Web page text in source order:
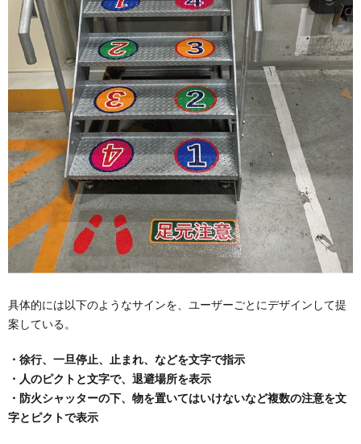
具体的には以下のようなサインを、ユーザーごとにデザインして提
案している。
・徐行、一旦停止、止まれ、などを文字で指示
・人のピクトと文字で、退避場所を表示
・防火シャッターの下、物を置いてはいけないなど複数の注意を文
字とピクトで表示